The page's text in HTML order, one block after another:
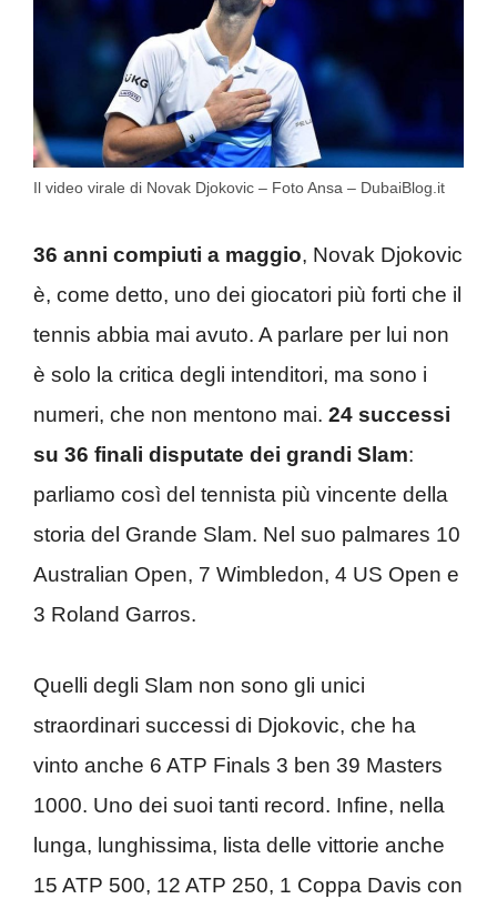
Il video virale di Novak Djokovic – Foto Ansa – DubaiBlog.it
36 anni compiuti a maggio, Novak Djokovic
è, come detto, uno dei giocatori più forti che il
tennis abbia mai avuto. A parlare per lui non
è solo la critica degli intenditori, ma sono i
numeri, che non mentono mai. 24 successi
su 36 finali disputate dei grandi Slam:
parliamo così del tennista più vincente della
storia del Grande Slam. Nel suo palmares 10
Australian Open, 7 Wimbledon, 4 US Open e
3 Roland Garros.
Quelli degli Slam non sono gli unici
straordinari successi di Djokovic, che ha
vinto anche 6 ATP Finals 3 ben 39 Masters
1000. Uno dei suoi tanti record. Infine, nella
lunga, lunghissima, lista delle vittorie anche
15 ATP 500, 12 ATP 250, 1 Coppa Davis con